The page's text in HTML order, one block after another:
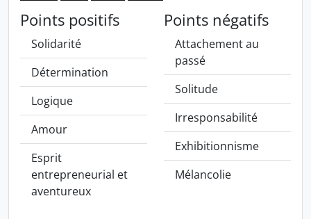
Points positifs
Solidarité
Détermination
Logique
Amour
Esprit
entrepreneurial et
aventureux
Points négatifs
Attachement au
passé
Solitude
Irresponsabilité
Exhibitionnisme
Mélancolie